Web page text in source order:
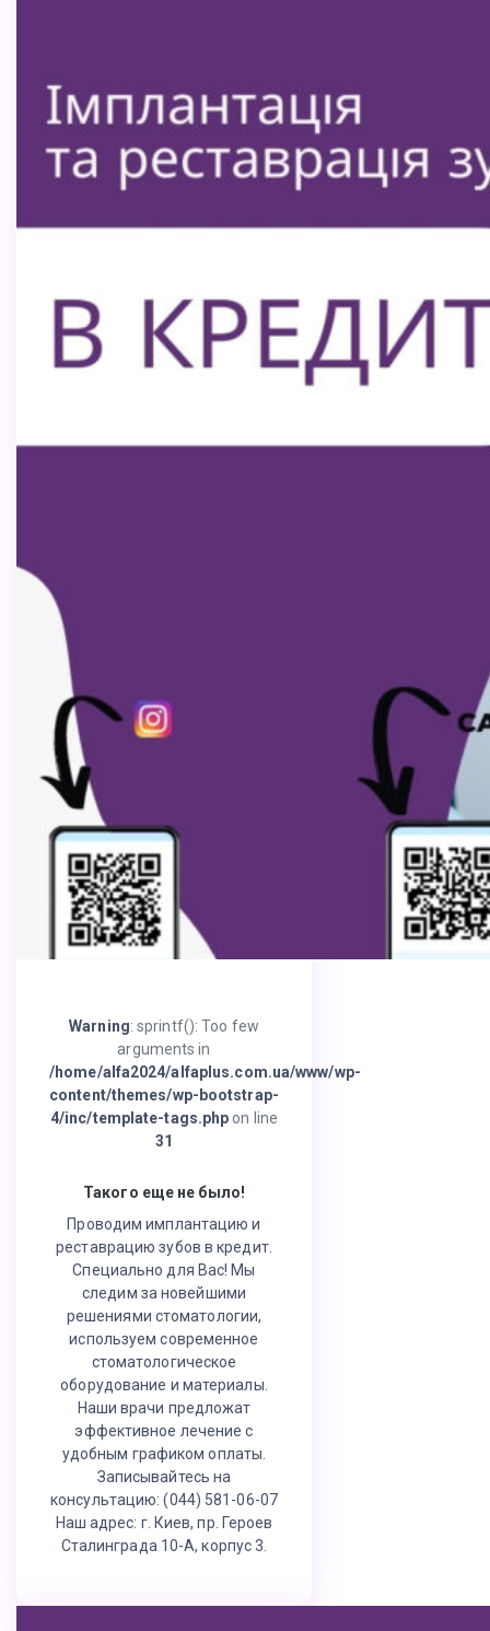
Warning: sprintf(): Too few
arguments in
/home/alfa2024/alfaplus.com.ua/www/wp-
content/themes/wp-bootstrap-
4/inc/template-tags.php on line
31
Такого еще не было!
Проводим имплантацию и
реставрацию зубов в кредит.
Специально для Вас! Мы
следим за новейшими
решениями стоматологии,
используем современное
стоматологическое
оборудование и материалы.
Наши врачи предложат
эффективное лечение с
удобным графиком оплаты.
Записывайтесь на
консультацию: (044) 581-06-07
Наш адрес: г. Киев, пр. Героев
Сталинграда 10-А, корпус 3.